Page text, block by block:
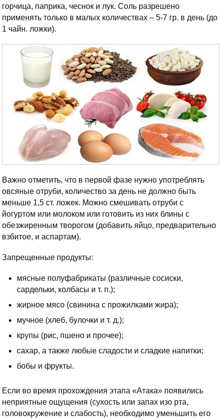
горчица, паприка, чеснок и лук. Соль разрешено
применять только в малых количествах – 5-7 гр. в день (до
1 чайн. ложки).
Важно отметить, что в первой фазе нужно употреблять
овсяные отруби, количество за день не должно быть
меньше 1,5 ст. ложек. Можно смешивать отруби с
йогуртом или молоком или готовить из них блины с
обезжиренным творогом (добавить яйцо, предварительно
взбитое, и аспартам).
Запрещенные продукты:
мясные полуфабрикаты (различные сосиски,
сардельки, колбасы и т. п.);
жирное мясо (свинина с прожилками жира);
мучное (хлеб, булочки и т. д.);
крупы (рис, пшено и прочее);
сахар, а также любые сладости и сладкие напитки;
бобы и фрукты.
Если во время прохождения этапа «Атака» появились
неприятные ощущения (сухость или запах изо рта,
головокружение и слабость), необходимо уменьшить его